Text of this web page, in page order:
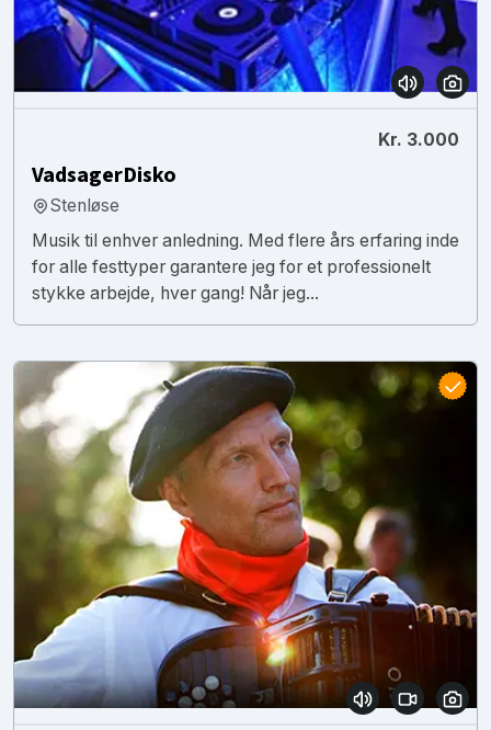
Kr. 3.000
VadsagerDisko
Stenløse
Musik til enhver anledning. Med flere års erfaring inde
for alle festtyper garantere jeg for et professionelt
stykke arbejde, hver gang! Når jeg...